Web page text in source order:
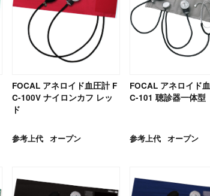
FOCAL アネロイド血圧計 F
C-100V ナイロンカフ レッ
ド
参考上代 オープン
FOCAL アネロイド
C-101 聴診器一体型
参考上代 オープン